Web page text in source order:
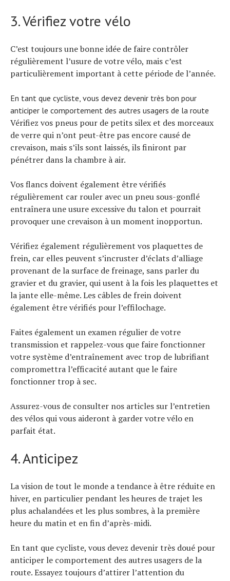
3. Vérifiez votre vélo
C’est toujours une bonne idée de faire contrôler
régulièrement l’usure de votre vélo, mais c’est
particulièrement important à cette période de l’année.
En tant que cycliste, vous devez devenir très bon pour
anticiper le comportement des autres usagers de la route
Vérifiez vos pneus pour de petits silex et des morceaux
de verre qui n’ont peut-être pas encore causé de
crevaison, mais s’ils sont laissés, ils finiront par
pénétrer dans la chambre à air.
Vos flancs doivent également être vérifiés
régulièrement car rouler avec un pneu sous-gonflé
entraînera une usure excessive du talon et pourrait
provoquer une crevaison à un moment inopportun.
Vérifiez également régulièrement vos plaquettes de
frein, car elles peuvent s’incruster d’éclats d’alliage
provenant de la surface de freinage, sans parler du
gravier et du gravier, qui usent à la fois les plaquettes et
la jante elle-même. Les câbles de frein doivent
également être vérifiés pour l’effilochage.
Faites également un examen régulier de votre
transmission et rappelez-vous que faire fonctionner
votre système d’entraînement avec trop de lubrifiant
compromettra l’efficacité autant que le faire
fonctionner trop à sec.
Assurez-vous de consulter nos articles sur l’entretien
des vélos qui vous aideront à garder votre vélo en
parfait état.
4. Anticipez
La vision de tout le monde a tendance à être réduite en
hiver, en particulier pendant les heures de trajet les
plus achalandées et les plus sombres, à la première
heure du matin et en fin d’après-midi.
En tant que cycliste, vous devez devenir très doué pour
anticiper le comportement des autres usagers de la
route. Essayez toujours d’attirer l’attention du